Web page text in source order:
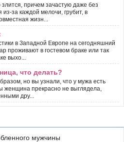
злится, причем зачастую даже без
из-за каждой мелочи, грубит, в
жизн...
в Западной Европе на сегодняшний
проживают в гостевом браке или так
выхо...
что делать?
но вы узнали, что у мужа есть
женщина прекрасно не выглядела,
дру...
мужчины